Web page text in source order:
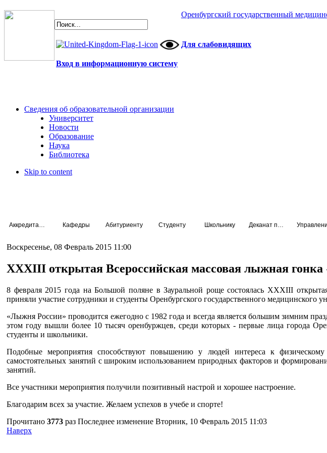
Оренбургский государственный
Для слабовидящих
Вход в информационную систему
Сведения об образовательной организации
Университет
Новости
Образование
Наука
Библиотека
Skip to content
Кафедры Абитуриенту Студенту Школьнику
Воскресенье, 08 Февраль 2015 11:00
XXXIII открытая Всероссийская массовая лыжная
8 февраля 2015 года на Большой поляне в Зауральной роще состоялась XXXIII
приняли участие сотрудники и студенты Оренбургского государственного медицинского
«Лыжня России» проводится ежегодно с 1982 года и всегда является большим зимним
этом году вышли более 10 тысяч оренбуржцев, среди которых - первые лица города
студенты и школьники.
Подобные мероприятия способствуют повышению у людей интереса к
самостоятельных занятий с широким использованием природных факторов и
занятий.
Все участники мероприятия получили позитивный настрой и хорошее настроение.
Благодарим всех за участие. Желаем успехов в учебе и спорте!
Прочитано 3773 раз Последнее изменение Вторник, 10 Февраль 2015 11:03
Наверх